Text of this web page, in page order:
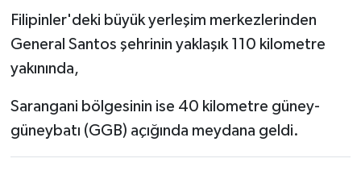
Filipinler'deki büyük yerleşim merkezlerinden
General Santos şehrinin yaklaşık 110 kilometre
yakınında,
Sarangani bölgesinin ise 40 kilometre güney-
güneybatı (GGB) açığında meydana geldi.
SAĞLIK
Savaştepe
SEYAHAT